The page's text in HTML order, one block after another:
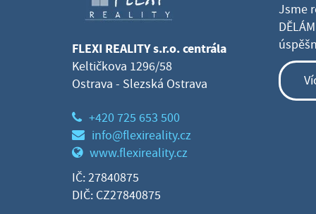
FLEXI REALITY s.r.o. centrála
Keltičkova 1296/58
Ostrava - Slezská Ostrava
+420 725 653 500
info@flexireality.cz
www.flexireality.cz
IČ: 27840875
DIČ: CZ27840875
Jsme